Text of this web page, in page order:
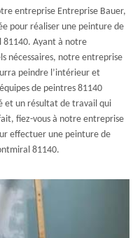
entreprise Entreprise Bauer,
pour réaliser une peinture de
Ayant à notre
nécessaires, notre entreprise
peindre l’intérieur et
de peintres 81140
et un résultat de travail qui
fiez-vous à notre entreprise
effectuer une peinture de
81140.